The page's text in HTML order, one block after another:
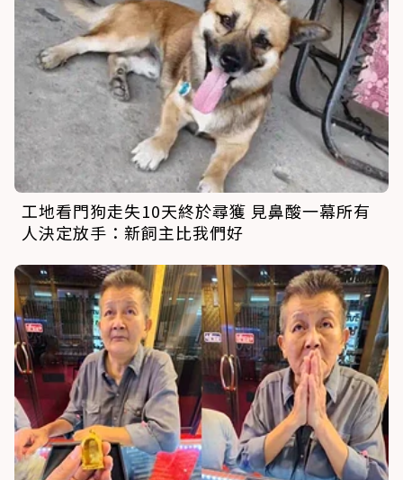
工地看門狗走失10天終於尋獲 見鼻酸一幕所有
人決定放手：新飼主比我們好